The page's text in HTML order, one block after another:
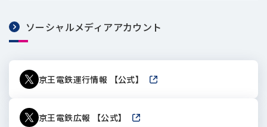
ソーシャルメディアアカウント
京王電鉄運行情報 【公式】 新しいウィンドウで開きます
京王電鉄広報 【公式】 新しいウィンドウで開きます